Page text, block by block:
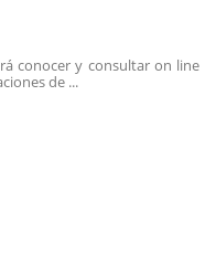
conocer y consultar on line
de ...